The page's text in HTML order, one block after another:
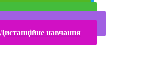
Дистанційне навчання